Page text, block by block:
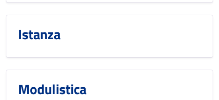
Istanza
Modulistica